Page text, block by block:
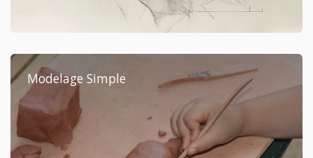
Modelage Simple